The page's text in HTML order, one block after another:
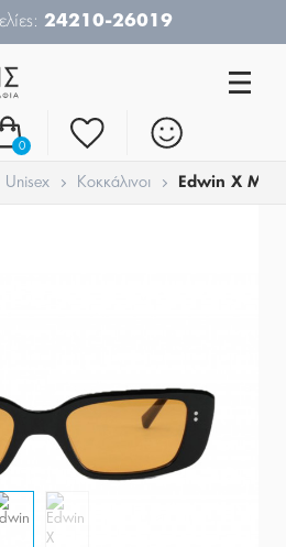
24210-26019
0
Unisex Κοκκάλινοι Edwin X